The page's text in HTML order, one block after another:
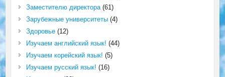
Заместителю директора(61)
Зарубежные университеты(4)
Здоровье(12)
Изучаем английский язык! (44)
Изучаем корейский язык! (5)
Изучаем русский язык! (16)